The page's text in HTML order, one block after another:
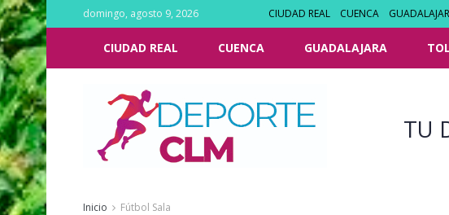
domingo, agosto 9, 2026 CIUDAD REAL CUENCA
CIUDAD REAL CUENCA GUADALAJARA
TU
Inicio Fútbol Sala